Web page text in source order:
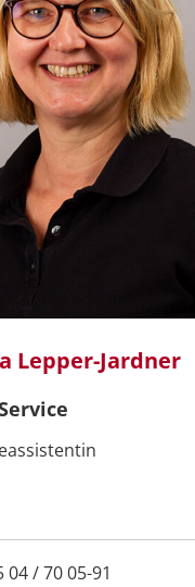
Lepper-Jardner
04 / 70 05-91